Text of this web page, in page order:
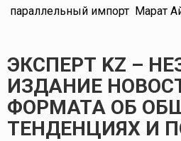
параллельный импорт Марат
ЭКСПЕРТ KZ –
ИЗДАНИЕ
ФОРМАТА ОБ
ТЕНДЕНЦИЯХ И